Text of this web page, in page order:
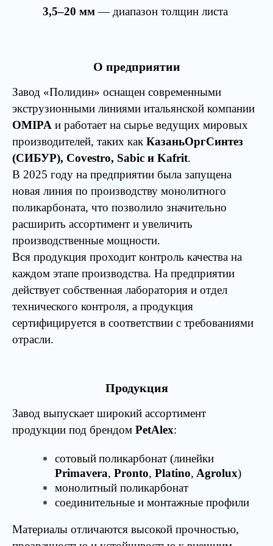
3,5–20 мм— диапазон толщин листа
О предприятии
Завод «Полидин» оснащен современными
экструзионными линиями итальянской компании
OMIPA и работает на сырье ведущих мировых
производителей, таких как КазаньОргСинтез
(СИБУР), Covestro, Sabic и Kafrit.
В 2025 году на предприятии была запущена
новая линия по производству монолитного
поликарбоната, что позволило значительно
расширить ассортимент и увеличить
производственные мощности.
Вся продукция проходит контроль качества на
каждом этапе производства. На предприятии
действует собственная лаборатория и отдел
технического контроля, а продукция
сертифицируется в соответствии с требованиями
отрасли.
Продукция
Завод выпускает широкий ассортимент
продукции под брендом PetAlex:
сотовыйполикарбонат (линейки
Primavera, Pronto, Platino, Agrolux)
монолитный поликарбонат
соединительные и монтажные профили
Материалы отличаются высокой прочностью,